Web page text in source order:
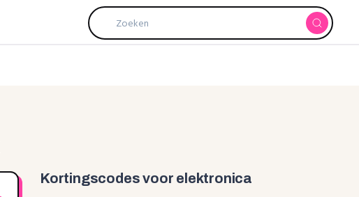
Kortingscodes voor elektronica